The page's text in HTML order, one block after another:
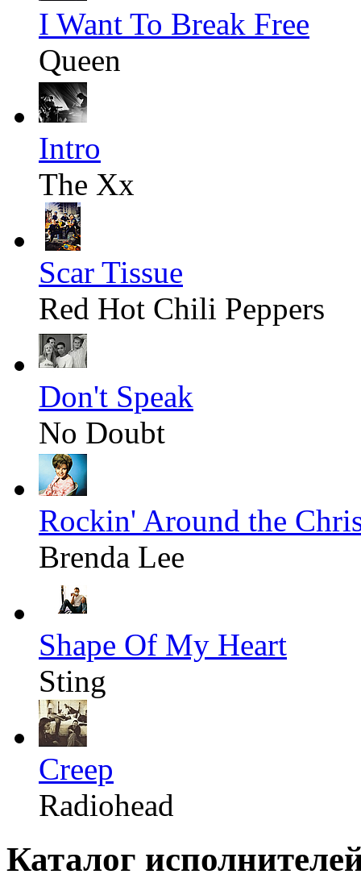
I Want To Break Free
Queen
Intro
The Xx
Scar Tissue
Red Hot Chili Peppers
Don't Speak
No Doubt
Rockin' Around the
Brenda Lee
Shape Of My Heart
Sting
Creep
Radiohead
Каталог